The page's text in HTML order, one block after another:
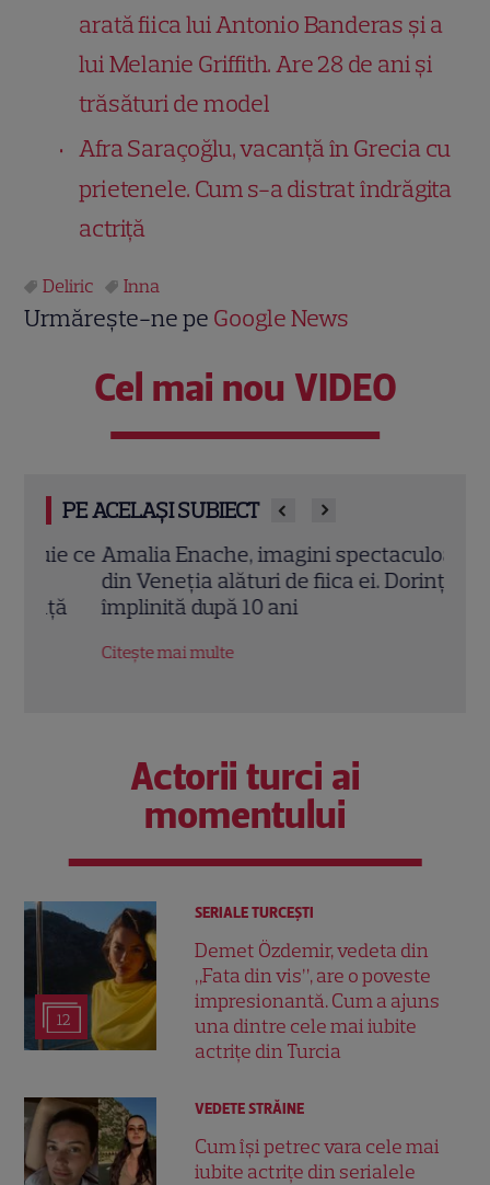
arată fiica lui Antonio Banderas și a
lui Melanie Griffith. Are 28 de ani și
trăsături de model
Afra Saraçoğlu, vacanță în Grecia cu
prietenele. Cum s-a distrat îndrăgita
actriță
Deliric Inna
Urmărește-ne pe Google News
Cel mai nou VIDEO
PE ACELAȘI SUBIECT
Amalia Enache, imagini spectaculoase
din Veneția alături de fiica ei. Dorința
împlinită după 10 ani
Citește mai multe
Actorii turci ai
momentului
12
SERIALE TURCEŞTI
Demet Özdemir, vedeta din
„Fata din vis”, are o poveste
impresionantă. Cum a ajuns
una dintre cele mai iubite
actrițe din Turcia
VEDETE STRĂINE
Cum își petrec vara cele mai
iubite actrițe din serialele